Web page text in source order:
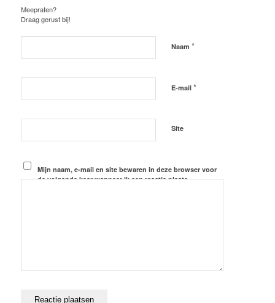
Meepraten?
Draag gerust bij!
Naam *
E-mail *
Site
Mijn naam, e-mail en site bewaren in deze browser voor
de volgende keer wanneer ik een reactie plaats.